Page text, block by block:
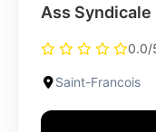
Ass
0.0/
Saint-Francois